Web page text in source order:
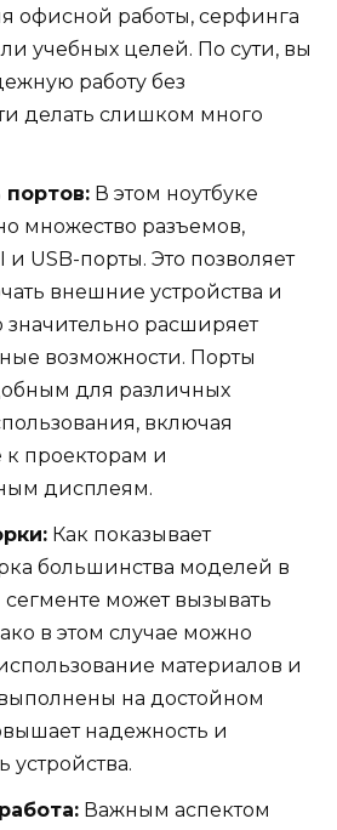
офисной работы, серфинга
учебных целей. По сути, вы
работу без
делать слишком много
портов: В этом ноутбуке
множество разъемов,
и USB-порты. Это позволяет
внешние устройства и
значительно расширяет
возможности. Порты
для различных
включая
проекторам и
дисплеям.
Как показывает
большинства моделей в
может вызывать
в этом случае можно
материалов и
на достойном
надежность и
устройства.
Важным аспектом